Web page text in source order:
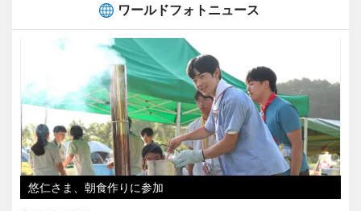
ワールドフォトニュース
悠仁さま、朝食作りに参加